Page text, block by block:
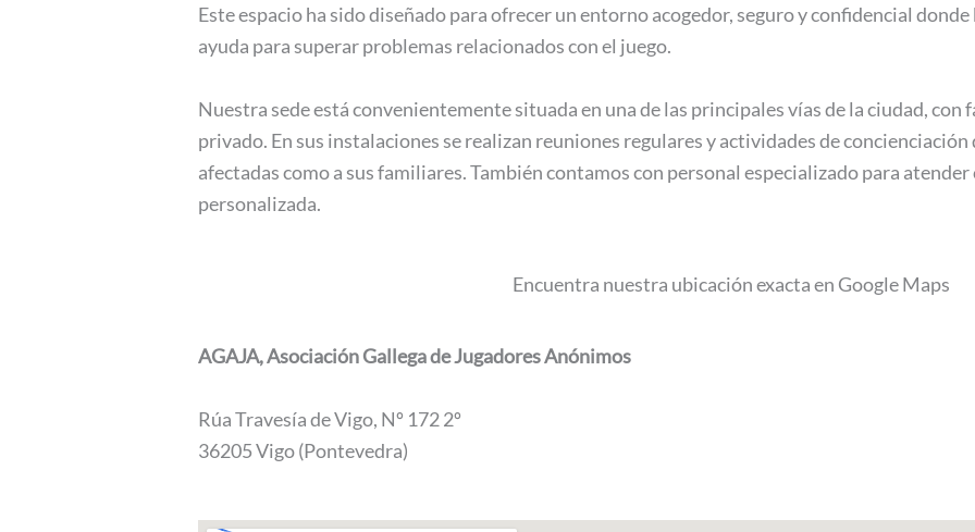
Este espacio ha sido diseñado para ofrecer un entorno acogedor, seguro y confidencial
ayuda para superar problemas relacionados con el juego.
Nuestra sede está convenientemente situada en una de las principales vías de la ciudad,
privado. En sus instalaciones se realizan reuniones regulares y actividades de
afectadas como a sus familiares. También contamos con personal especializado para
personalizada.
Encuentra nuestra ubicación exacta en Google Maps
AGAJA, Asociación Gallega de Jugadores Anónimos
Rúa Travesía de Vigo, Nº 172 2º
36205 Vigo (Pontevedra)